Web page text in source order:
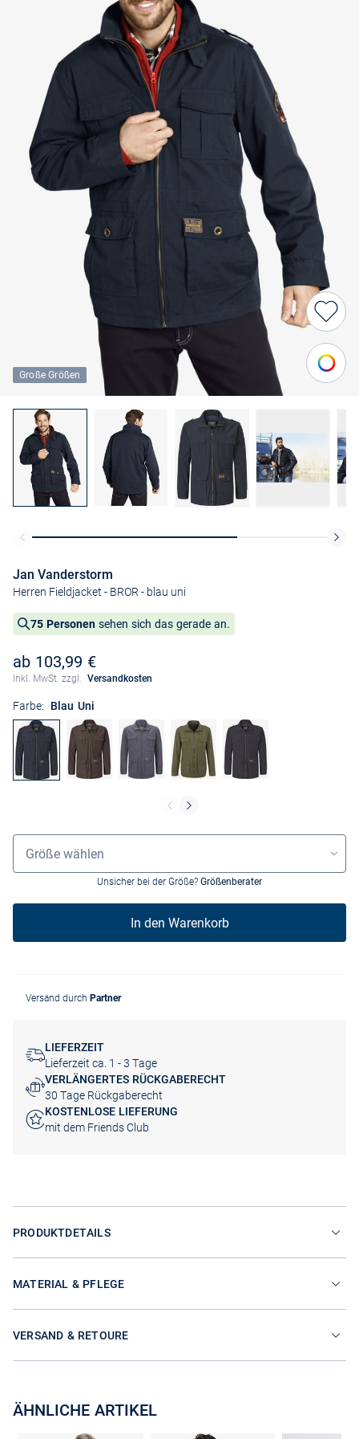
Große Größen
Jan Vanderstorm
Herren Fieldjacket - BROR - blau uni
75 Personen sehen sich das gerade an.
ab 103,99 €
Inkl. MwSt. zzgl. Versandkosten
Farbe: Blau Uni
Größenauswahl
Größe wählen
Unsicher bei der Größe? Größenberater
In den Warenkorb
Versand durch Partner
LIEFERZEIT
Lieferzeit ca. 1 - 3 Tage
VERLÄNGERTES RÜCKGABERECHT
30 Tage Rückgaberecht
KOSTENLOSE LIEFERUNG
mit dem Friends Club
PRODUKTDETAILS
MATERIAL & PFLEGE
VERSAND & RETOURE
ÄHNLICHE ARTIKEL